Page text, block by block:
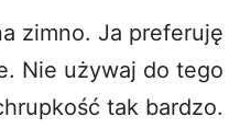
zimno. Ja preferuję
Nie używaj do tego
tak bardzo.